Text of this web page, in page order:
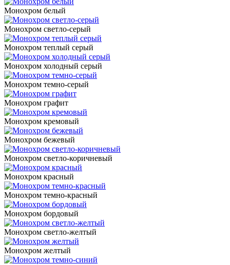
Монохром белый
Монохром светло-серый
Монохром теплый серый
Монохром холодный серый
Монохром темно-серый
Монохром графит
Монохром кремовый
Монохром бежевый
Монохром светло-коричневый
Монохром красный
Монохром темно-красный
Монохром бордовый
Монохром светло-желтый
Монохром желтый